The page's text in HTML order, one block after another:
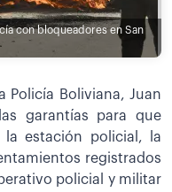
con bloqueadores en San
Policía Boliviana, Juan
garantías para que
estación policial, la
registrados
policial y militar